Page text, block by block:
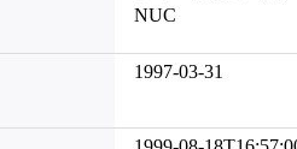
NUC
1997-03-31